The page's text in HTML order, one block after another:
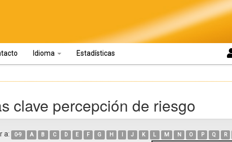
Idioma Estadísticas
clave percepción de riesgo
Ir a: 0-9 A B C D E F G H I J K L M N O P Q R